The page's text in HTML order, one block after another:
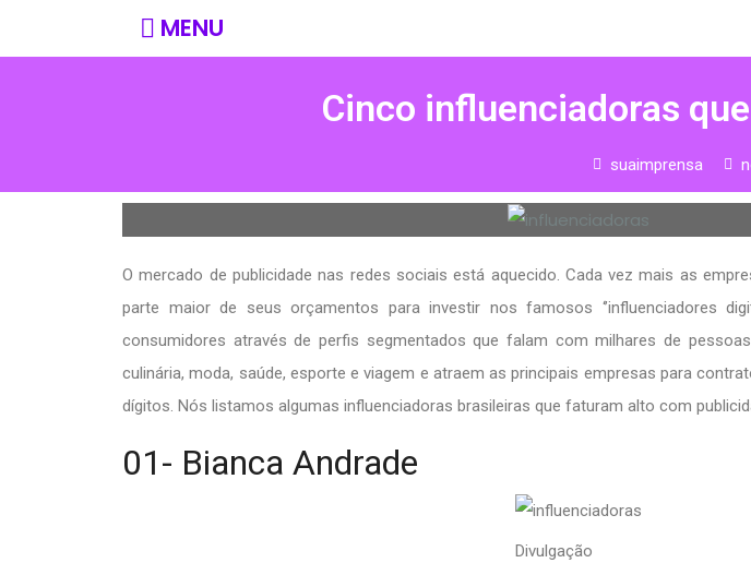
MENU
Cinco influenciadoras
suaimprensa
O mercado de publicidade nas redes sociais está aquecido. Cada vez mais as
parte maior de seus orçamentos para investir nos famosos ‘’influenciadores
consumidores através de perfis segmentados que falam com milhares de
culinária, moda, saúde, esporte e viagem e atraem as principais empresas para
dígitos. Nós listamos algumas influenciadoras brasileiras que faturam alto com
01- Bianca Andrade
Divulgação